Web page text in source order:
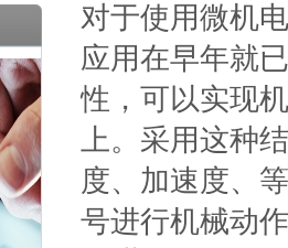
对于使用微机
应用在早年就
性，可以实现
上。采用这种
度、加速度、
号进行机械动